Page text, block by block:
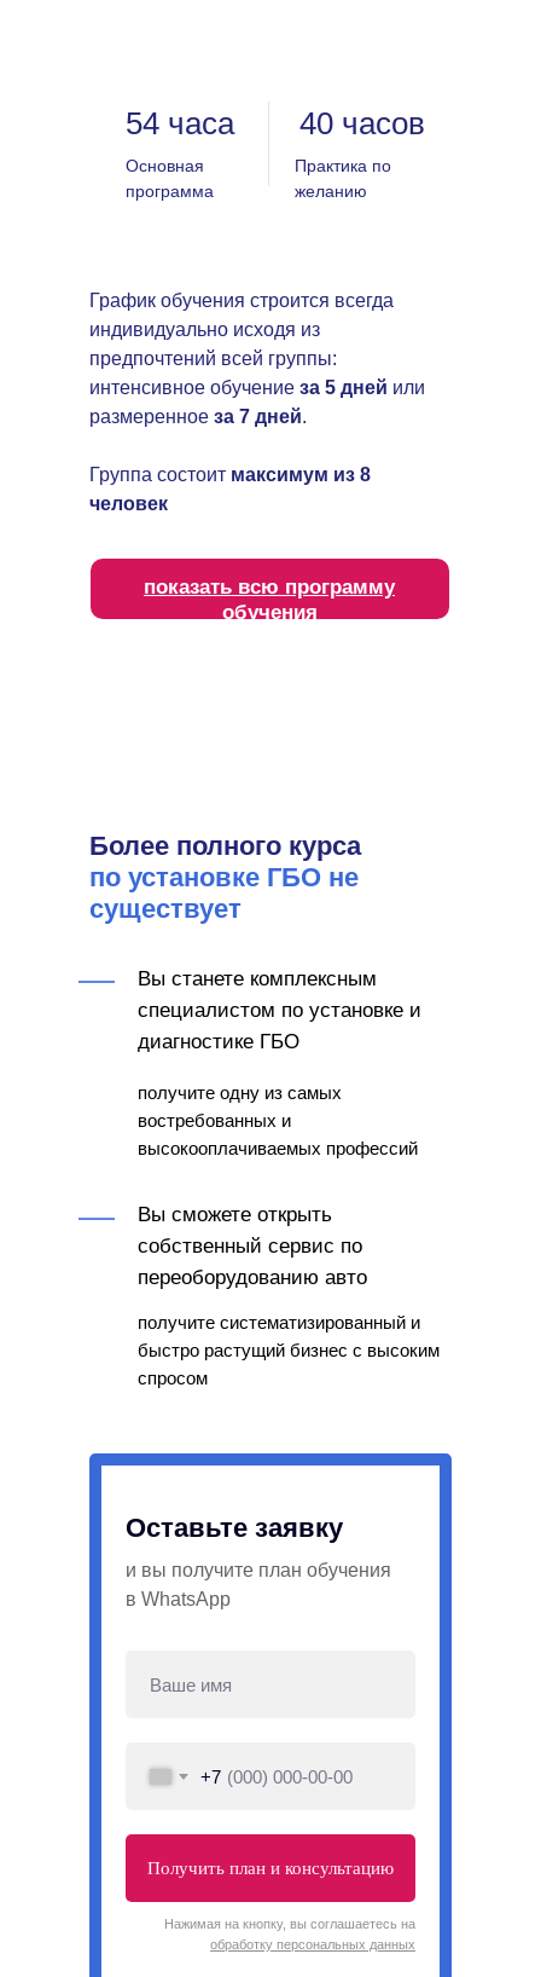
54 часа
Основная
программа
График обучения строится всегда
индивидуально исходя из
предпочтений всей группы:
интенсивное обучение за 5 дней или
размеренное за 7 дней.
Группа состоит максимум из 8
человек
40 часов
Практика по
желанию
показать всю программу
обучения
Более полного курса
по установке ГБО не
существует
Вы станете комплексным
специалистом по установке и
диагностике ГБО
Вы сможете открыть
собственный сервис по
переоборудованию авто
получите одну из самых
востребованных и
высокооплачиваемых профессий
получите систематизированный и
быстро растущий бизнес с высоким
спросом
+7
Получить план и консультацию
Оставьте заявку
и вы получите план обучения
в WhatsApp
Нажимая на кнопку, вы соглашаетесь на
обработку персональных данных